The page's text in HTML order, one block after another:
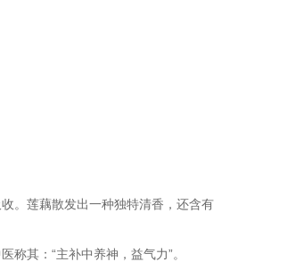
。莲藕散发出一种独特清香，还含有
其：“主补中养神，益气力”。